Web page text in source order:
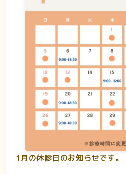
1月の休診日のお知らせです。